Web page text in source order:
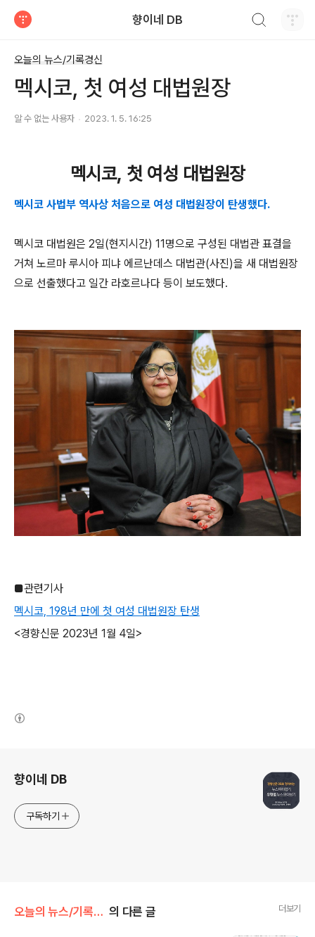
향이네 DB
오늘의 뉴스/기록경신
멕시코, 첫 여성 대법원장
알 수 없는 사용자 2023. 1. 5. 16:25
멕시코, 첫 여성 대법원장
멕시코 사법부 역사상 처음으로 여성 대법원장이 탄생했다.
멕시코 대법원은 2일(현지시간) 11명으로 구성된 대법관 표결을
거쳐 노르마 루시아 피냐 에르난데스 대법관(사진)을 새 대법원장
으로 선출했다고 일간 라호르나다 등이 보도했다.
■관련기사
멕시코, 198년 만에 첫 여성 대법원장 탄생
<경향신문 2023년 1월 4일>
향이네 DB
구독하기
오늘의 뉴스/기록경신 의 다른 글 더보기